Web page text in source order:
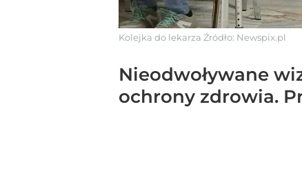
Kolejka do lekarza Źródło: Newspix.pl
Nieodwoływane
ochrony zdrowia.